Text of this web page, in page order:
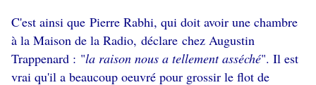
C'est ainsi que Pierre Rabhi, qui doit avoir une chambre
à la Maison de la Radio, déclare chez Augustin
Trappenard : "la raison nous a tellement asséché". Il est
vrai qu'il a beaucoup oeuvré pour grossir le flot de